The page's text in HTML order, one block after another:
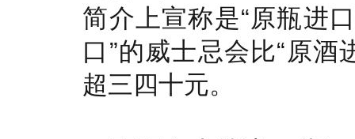
简介上宣称是“原瓶进
口”的威士忌会比“原
超三四十元。